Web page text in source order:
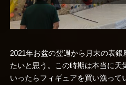
2021年お盆の翌週から月末の表
たいと思う。この時期は本当に天
いったらフィギュアを買い漁って